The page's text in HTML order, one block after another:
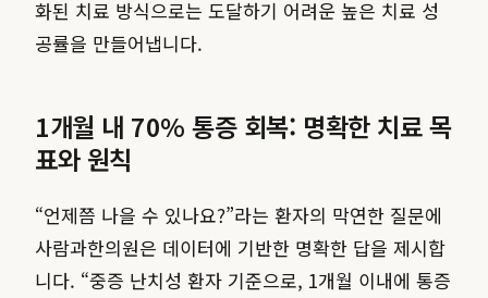
화된 치료 방식으로는 도달하기 어려운 높은 치료 성
공률을 만들어냅니다.
1개월 내 70% 통증 회복: 명확한 치료 목
표와 원칙
“언제쯤 나을 수 있나요?”라는 환자의 막연한 질문에
사람과한의원은 데이터에 기반한 명확한 답을 제시합
니다. “중증 난치성 환자 기준으로, 1개월 이내에 통증